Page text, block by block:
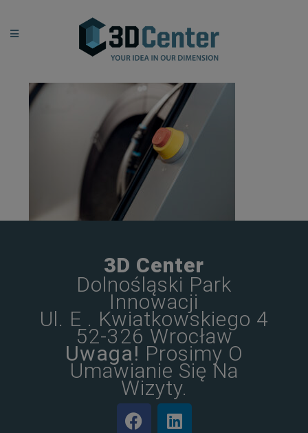
3D Center
Dolnośląski Park
Innowacji
Ul. E . Kwiatkowskiego 4
52-326 Wrocław
Uwaga! Prosimy O
Umawianie Się Na
Wizyty.